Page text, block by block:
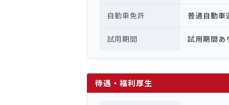
自動車免許 普通自動
試用期間 試用期間あ
待遇・福利厚生